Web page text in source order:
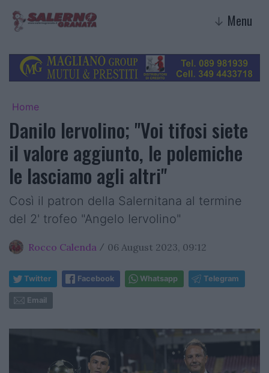
↓ Menu
Home
Danilo Iervolino; "Voi tifosi siete
il valore aggiunto, le polemiche
le lasciamo agli altri"
Così il patron della Salernitana al termine
del 2' trofeo "Angelo Iervolino"
Rocco Calenda / 06 August 2023, 09:12
Twitter Facebook Whatsapp Telegram
Email